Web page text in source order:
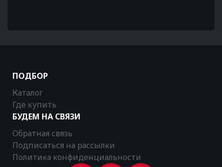
ПОДБОР
Каталог
Где купить
БУДЕМ НА СВЯЗИ
Обратная связь
Подписаться на рассылки
Политика конфиденциальности